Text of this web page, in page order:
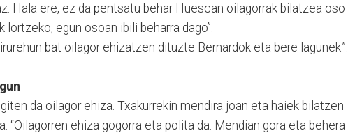
Hala ere, ez da pentsatu behar Huescan oilagorrak bilatzea oso
lortzeko, egun osoan ibili beharra dago”.
bat oilagor ehizatzen dituzte Bernardok eta bere lagunek.”.
da oilagor ehiza. Txakurrekin mendira joan eta haiek bilatzen
“Oilagorren ehiza gogorra eta polita da. Mendian gora eta behera